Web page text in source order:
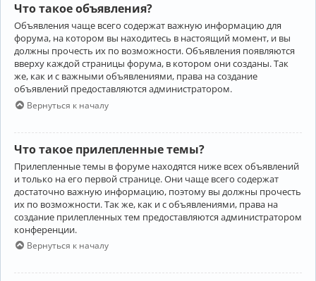
Что такое объявления?
Объявления чаще всего содержат важную информацию для
форума, на котором вы находитесь в настоящий момент, и вы
должны прочесть их по возможности. Объявления появляются
вверху каждой страницы форума, в котором они созданы. Так
же, как и с важными объявлениями, права на создание
объявлений предоставляются администратором.
Вернуться к началу
Что такое прилепленные темы?
Прилепленные темы в форуме находятся ниже всех объявлений
и только на его первой странице. Они чаще всего содержат
достаточно важную информацию, поэтому вы должны прочесть
их по возможности. Так же, как и с объявлениями, права на
создание прилепленных тем предоставляются администратором
конференции.
Вернуться к началу